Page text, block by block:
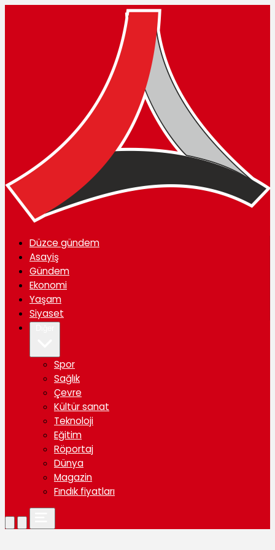
Düzce gündem
Asayiş
Gündem
Ekonomi
Yaşam
Siyaset
Spor
Sağlık
Çevre
Kültür sanat
Teknoloji
Eğitim
Röportaj
Dünya
Magazin
Fındık fiyatları